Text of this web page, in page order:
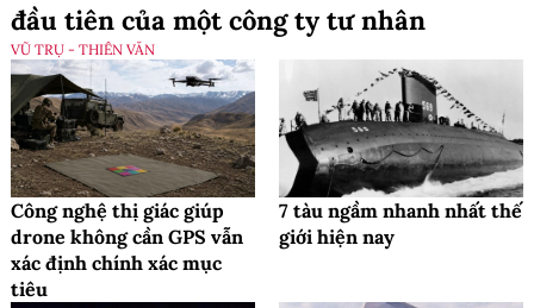
đầu tiên của một công ty tư nhân
VŨ TRỤ - THIÊN VĂN
Công nghệ thị giác giúp
drone không cần GPS vẫn
xác định chính xác mục
tiêu
7 tàu ngầm nhanh nhất thế
giới hiện nay